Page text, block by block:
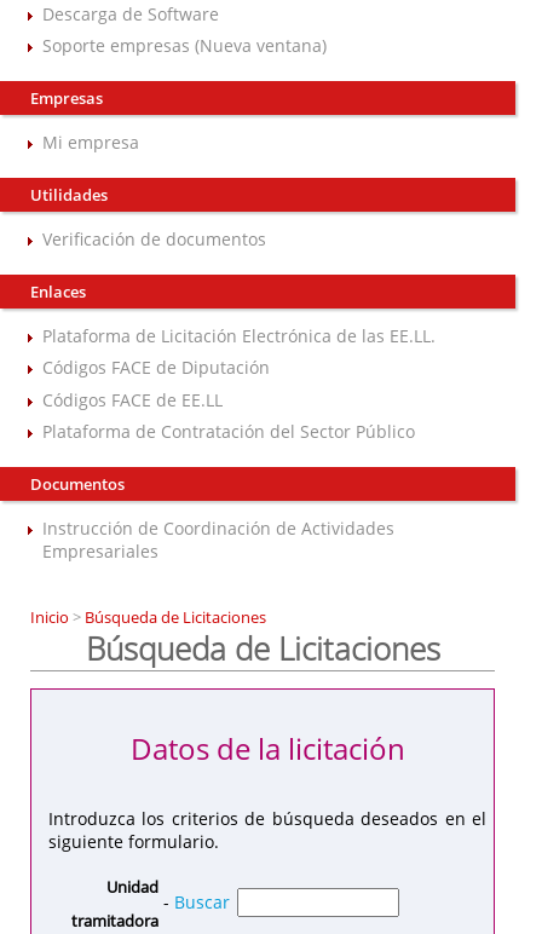
Descarga de Software
Soporte empresas (Nueva ventana)
Empresas
Mi empresa
Utilidades
Verificación de documentos
Enlaces
Plataforma de Licitación Electrónica de las EE.LL.
Códigos FACE de Diputación
Códigos FACE de EE.LL
Plataforma de Contratación del Sector Público
Documentos
Instrucción de Coordinación de Actividades
Empresariales
Inicio > Búsqueda de Licitaciones
Búsqueda de Licitaciones
Introduzca los criterios de búsqueda deseados en el
siguiente formulario.
Datos de la licitación
Unidad
tramitadora
- Buscar